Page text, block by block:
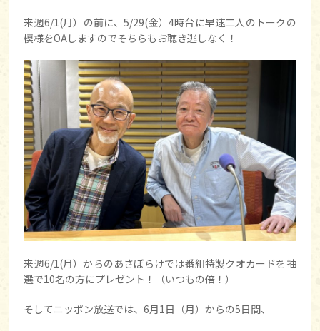
来週6/1(月）の前に、5/29(金）4時台に早速二人のトークの
模様をOAしますのでそちらもお聴き逃しなく！
来週6/1(月）からのあさぼらけでは番組特製クオカードを抽
選で10名の方にプレゼント！（いつもの倍！）
そしてニッポン放送では、6月1日（月）からの5日間、